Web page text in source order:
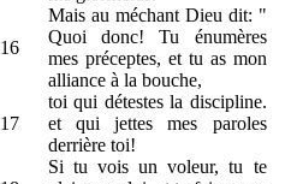
16
Mais au méchant Dieu dit: "
Quoi donc! Tu énumères
mes préceptes, et tu as mon
alliance à la bouche,
17
toi qui détestes la discipline.
et qui jettes mes paroles
derrière toi!
Si tu vois un voleur, tu te